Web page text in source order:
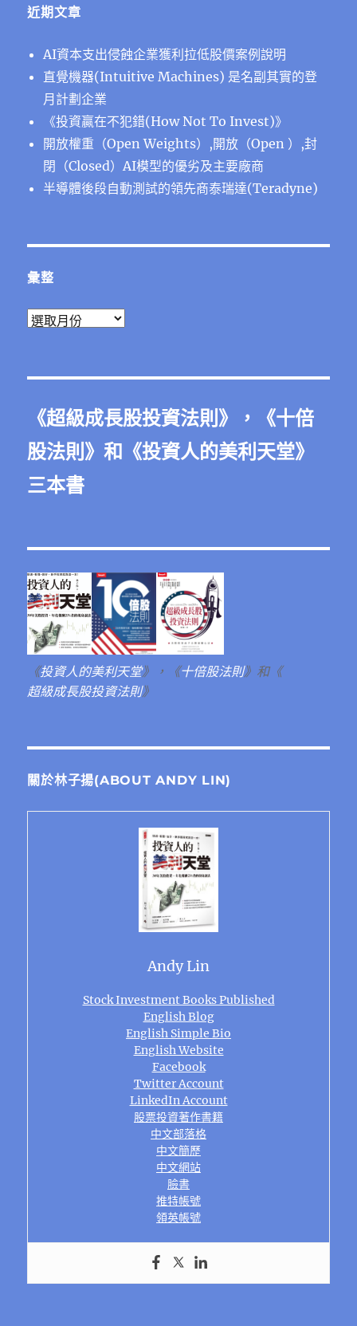
近期文章
AI資本支出侵蝕企業獲利拉低股價案例說明
直覺機器(Intuitive Machines) 是名副其實的登
月計劃企業
《投資贏在不犯錯(How Not To Invest)》
開放權重（Open Weights）,開放（Open ）,封
閉（Closed）AI模型的優劣及主要廠商
半導體後段⾃動測試的領先商泰瑞達(Teradyne)
彙整
彙
《超級成長股投資法則》，《十倍
股法則》和《投資人的美利天堂》
三本書
《投資人的美利天堂》，《十倍股法則》和《
超級成長股投資法則》
關於林子揚(ABOUT ANDY LIN)
Andy Lin
Stock Investment Books Published
English Blog
English Simple Bio
English Website
Facebook
Twitter Account
LinkedIn Account
股票投資著作書籍
中文部落格
中文簡歷
中文網站
臉書
推特帳號
領英帳號